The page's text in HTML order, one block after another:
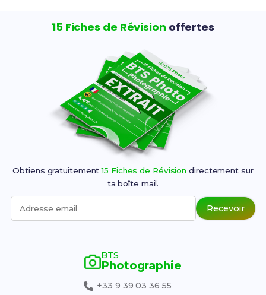
15 Fiches de Révision offertes
Obtiens gratuitement15 Fiches de Révision directement sur
ta boîte mail.
Adresse email Recevoir
BTS
Photographie
+33 9 39 03 36 55